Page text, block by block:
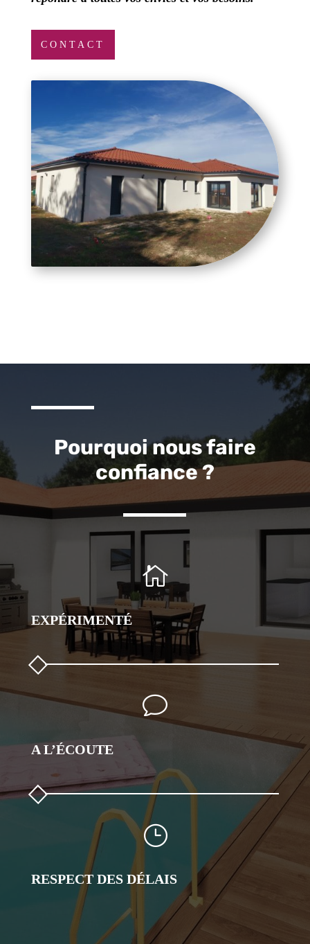
CONTACT
Pourquoi nous faire
confiance ?

EXPÉRIMENTÉ
v
A L’ÉCOUTE
}
RESPECT DES DÉLAIS